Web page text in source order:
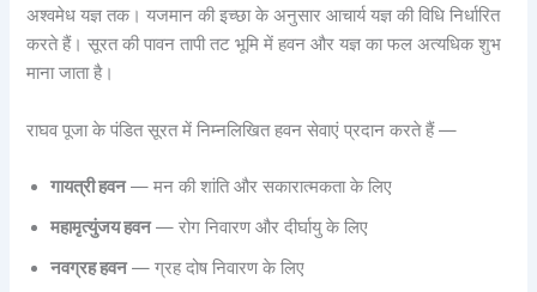
अश्वमेध यज्ञ तक। यजमान की इच्छा के अनुसार आचार्य यज्ञ की विधि निर्धारित
करते हैं। सूरत की पावन तापी तट भूमि में हवन और यज्ञ का फल अत्यधिक शुभ
माना जाता है।
राघव पूजा के पंडित सूरत में निम्नलिखित हवन सेवाएं प्रदान करते हैं —
गायत्री हवन— मन की शांति और सकारात्मकता के लिए
महामृत्युंजय हवन— रोग निवारण और दीर्घायु के लिए
नवग्रह हवन— ग्रह दोष निवारण के लिए